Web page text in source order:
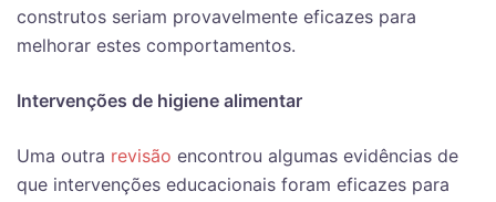
construtos seriam provavelmente eficazes para
melhorar estes comportamentos.
Intervenções de higiene alimentar
Uma outra revisão encontrou algumas evidências de
que intervenções educacionais foram eficazes para